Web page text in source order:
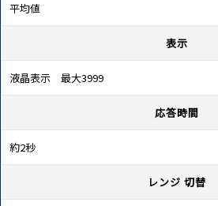
平均値
表示
液晶表示 最大3999
応答時間
約2秒
レンジ 切替